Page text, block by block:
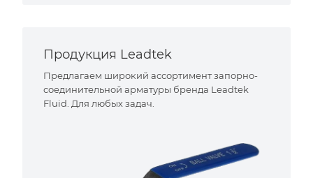
Продукция Leadtek
Предлагаем широкий ассортимент запорно-
соединительной арматуры бренда Leadtek
Fluid. Для любых задач.